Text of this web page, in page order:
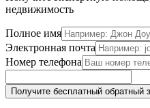
недвижимость
Полное имя
Электронная почта
Номер телефона
Получите бесплатный обратный